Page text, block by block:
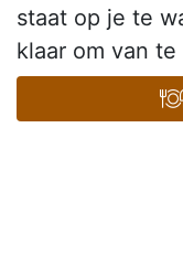
staat op je te
klaar om van